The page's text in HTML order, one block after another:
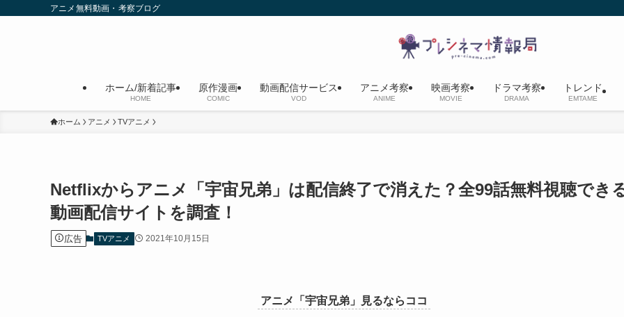
アニメ無料動画・考察ブログ
ホーム/新着記事
HOME
原作漫画
COMIC
動画配信サービス
VOD
アニメ考察
ANIME
映画考察
MOVIE
ドラマ考察
DRAMA
トレンド
EMTAME
ホーム アニメ TVアニメ
Netflixからアニメ「宇宙兄弟」は配信終了で消えた？全99話無料視聴でき
動画配信サイトを調査！
広告 TVアニメ 2021年10月15日
アニメ「宇宙兄弟」見るならココ